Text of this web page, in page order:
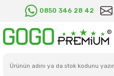
0850 346 28 42